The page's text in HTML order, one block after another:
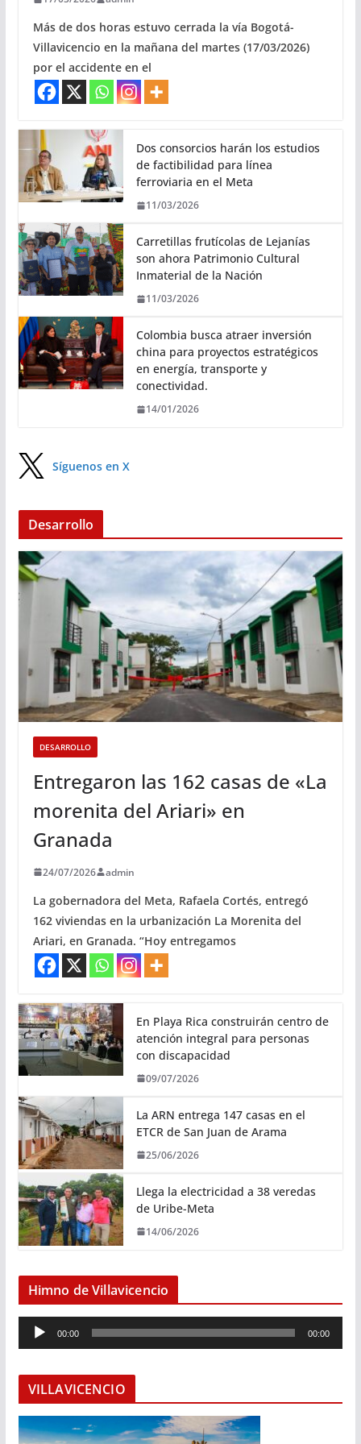
Más de dos horas estuvo cerrada la vía Bogotá-
Villavicencio en la mañana del martes (17/03/2026)
por el accidente en el
Dos consorcios harán los estudios
de factibilidad para línea
ferroviaria en el Meta
11/03/2026
Carretillas frutícolas de Lejanías
son ahora Patrimonio Cultural
Inmaterial de la Nación
11/03/2026
Colombia busca atraer inversión
china para proyectos estratégicos
en energía, transporte y
conectividad.
14/01/2026
Síguenos en X
Desarrollo
DESARROLLO
Entregaron las 162 casas de «La
morenita del Ariari» en
Granada
24/07/2026 admin
La gobernadora del Meta, Rafaela Cortés, entregó
162 viviendas en la urbanización La Morenita del
Ariari, en Granada. “Hoy entregamos
En Playa Rica construirán centro de
atención integral para personas
con discapacidad
09/07/2026
La ARN entrega 147 casas en el
ETCR de San Juan de Arama
25/06/2026
Llega la electricidad a 38 veredas
de Uribe-Meta
14/06/2026
Himno de Villavicencio
e
o
d
00:00 00:00
VILLAVICENCIO